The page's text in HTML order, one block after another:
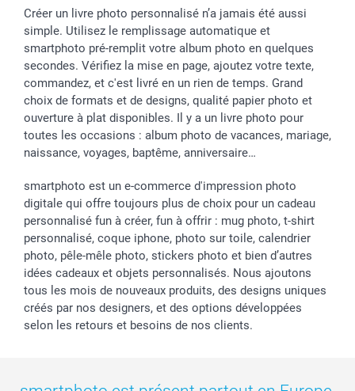
Créer un livre photo personnalisé n’a jamais été aussi
simple. Utilisez le remplissage automatique et
smartphoto pré-remplit votre album photo en quelques
secondes. Vérifiez la mise en page, ajoutez votre texte,
commandez, et c'est livré en un rien de temps. Grand
choix de formats et de designs, qualité papier photo et
ouverture à plat disponibles. Il y a un livre photo pour
toutes les occasions : album photo de vacances, mariage,
naissance, voyages, baptême, anniversaire…
smartphoto est un e-commerce d'impression photo
digitale qui offre toujours plus de choix pour un cadeau
personnalisé fun à créer, fun à offrir : mug photo, t-shirt
personnalisé, coque iphone, photo sur toile, calendrier
photo, pêle-mêle photo, stickers photo et bien d’autres
idées cadeaux et objets personnalisés. Nous ajoutons
tous les mois de nouveaux produits, des designs uniques
créés par nos designers, et des options développées
selon les retours et besoins de nos clients.